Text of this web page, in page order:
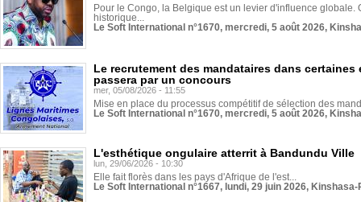
Pour le Congo, la Belgique est un levier d'influence globale.
historique...
Le Soft International n°1670, mercredi, 5 août 2026,
Le recrutement des mandataires dans
passera par un concours
mer, 05/08/2026 - 11:55
Mise en place du processus compétitif de sélection des
Le Soft International n°1670, mercredi, 5 août 2026,
L'esthétique ongulaire atterrit à Bandundu Ville
lun, 29/06/2026 - 10:30
Elle fait florès dans les pays d'Afrique de l'est...
Le Soft International n°1667, lundi, 29 juin 2026,